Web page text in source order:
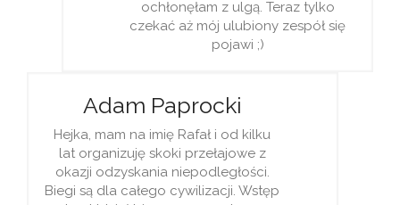
ochłonęłam z ulgą. Teraz tylko
czekać aż mój ulubiony zespół się
pojawi ;)
Adam Paprocki
Hejka, mam na imię Rafał i od kilku
lat organizuję skoki przełajowe z
okazji odzyskania niepodległości.
Biegi są dla całego cywilizacji. Wstęp